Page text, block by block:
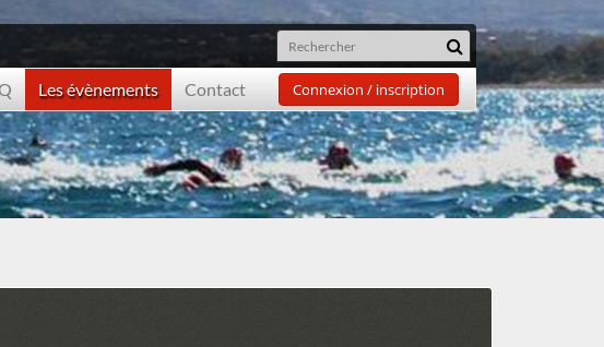
Les évènements Contact Connexion / inscription